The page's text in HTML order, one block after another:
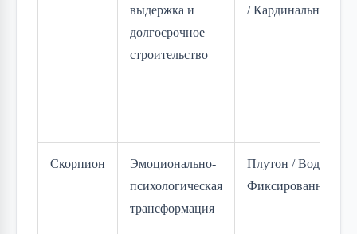
выдержка и
долгосрочное
строительство
/ Кардинальная
Скорпион
Эмоционально-
психологическая
трансформация
Плутон / Вода /
Фиксированная